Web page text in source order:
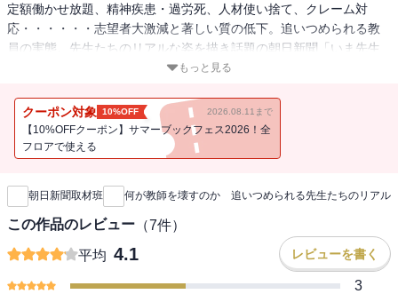
定額働かせ放題、精神疾患・過労死、人材使い捨て、クレーム対
応・・・・・・志望者大激減と著しい質の低下。追いつめられる教
員の実態。先生たちのリアルな姿を描き話題の朝日新聞「いま先生
は」を再構成・加筆して書籍化。もっと見る
クーポン対象 10%OFF 2026.08.11まで
【10%OFFクーポン】サマーブックフェス2026！全
フロアで使える
新刊通知
朝日新聞取材班 何が教師を壊すのか 追いつめられる先生たちのリアル
この作品のレビュー （7件）
平均 4.1 レビューを書く
3